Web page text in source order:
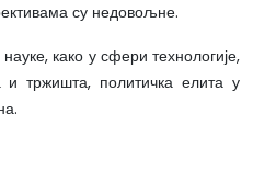
су недовољне.
како у сфери технологије,
тржишта, политичка елита у